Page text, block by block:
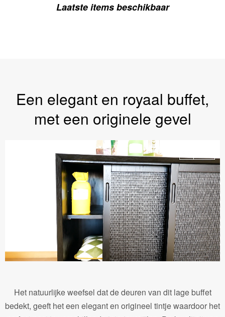
Laatste items beschikbaar
Een elegant en royaal buffet,
met een originele gevel
Het natuurlijke weefsel dat de deuren van dit lage buffet
bedekt, geeft het een elegant en origineel tintje waardoor het